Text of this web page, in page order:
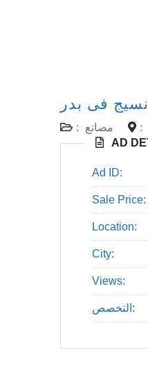
فى بدر
: مصانع :
AD
Ad ID:
Sale Price:
Location:
City:
Views:
التخصص: